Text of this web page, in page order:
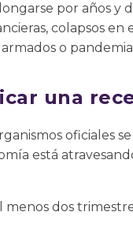
por años y
colapsos en
o
una
oficiales
está
dos